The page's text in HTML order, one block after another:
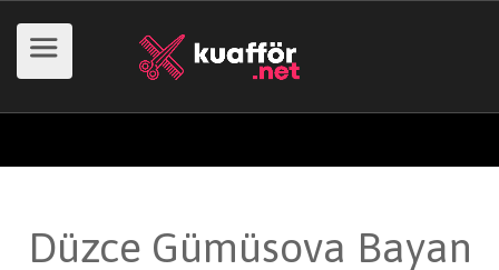
Düzce Gümüsova Bayan